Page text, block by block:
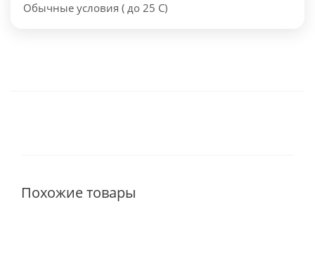
Обычные условия ( до 25 С)
Похожие товары